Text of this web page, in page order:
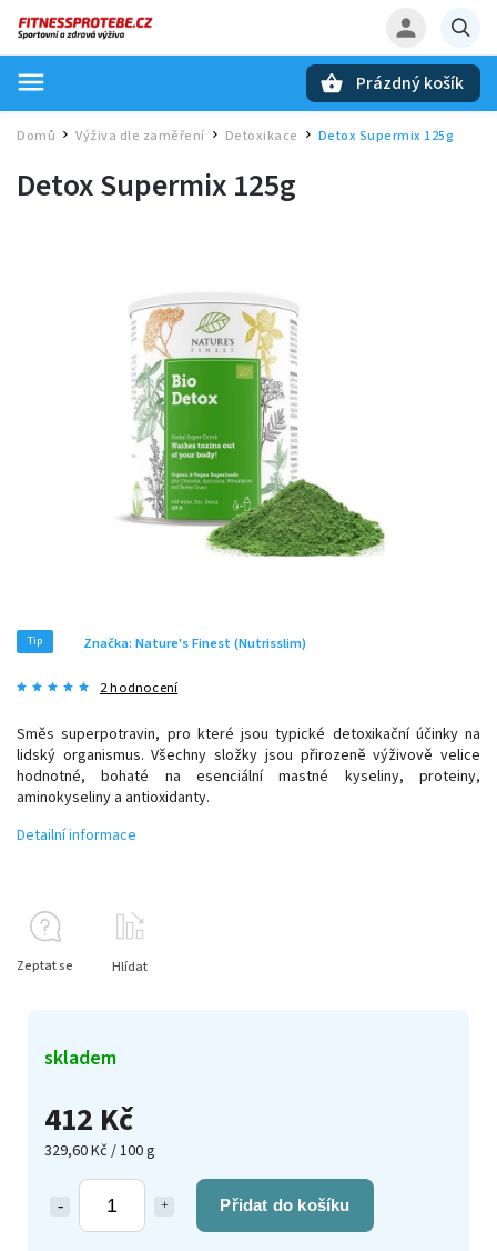
Prázdný košík
Domů / Výživa dle zaměření Detoxikace Detox Supermix 125g
Detox Supermix 125g
Tip
2 hodnocení
Značka: Nature's Finest (Nutrisslim)
412 Kč
329,60 Kč / 100 g
Přidat do košíku
skladem
Směs superpotravin, pro které jsou typické detoxikační účinky na
lidský organismus. Všechny složky jsou přirozeně výživově velice
hodnotné, bohaté na esenciální mastné kyseliny, proteiny,
aminokyseliny a antioxidanty.
Detailní informace
Zeptat se Hlídat